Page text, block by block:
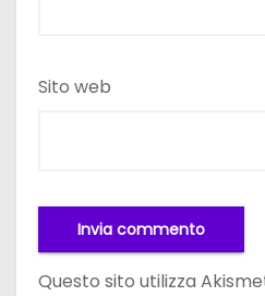
Sito web
Questo sito utilizza